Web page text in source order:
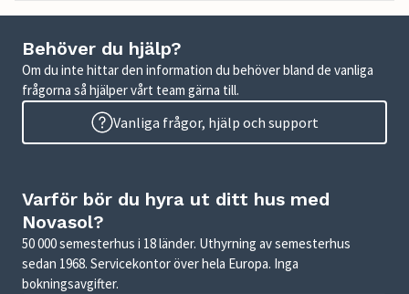
Behöver du hjälp?
Om du inte hittar den information du behöver bland de vanliga
frågorna så hjälper vårt team gärna till.
Vanliga frågor, hjälp och support
Varför bör du hyra ut ditt hus med
Novasol?
50 000 semesterhus i 18 länder. Uthyrning av semesterhus
sedan 1968. Servicekontor över hela Europa. Inga
bokningsavgifter.